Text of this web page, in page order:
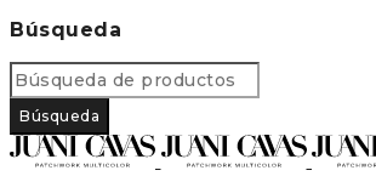
Búsqueda